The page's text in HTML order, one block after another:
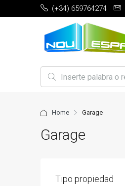
(+34) 659764274
Home Garage
Garage
Tipo propiedad